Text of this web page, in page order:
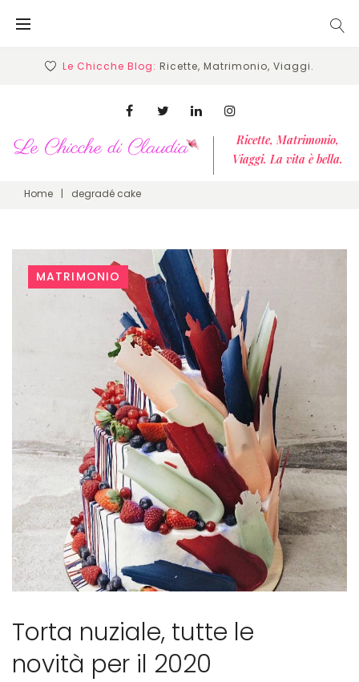
Le Chicche Blog: Ricette, Matrimonio, Viaggi.
Ricette, Matrimonio,
Viaggi. La vita è bella.
Facebook LinkedinInstagram
Home | degradé cake
Tag:
degradé
cake
MATRIMONIO
Torta nuziale, tutte le
novità per il 2020